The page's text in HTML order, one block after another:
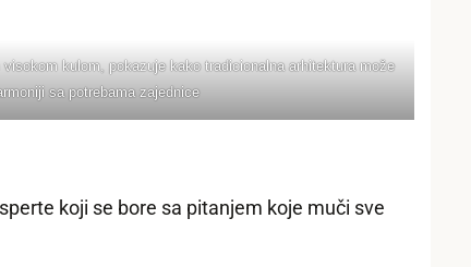
kulom, pokazuje kako tradicionalna arhitektura može
sa potrebama zajednice
koji se bore sa pitanjem koje muči sve